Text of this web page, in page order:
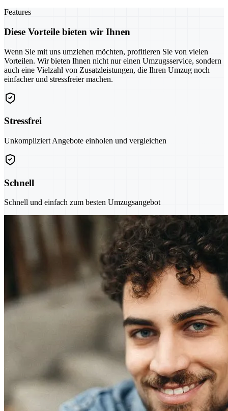
Features
Diese Vorteile bieten wir Ihnen
Wenn Sie mit uns umziehen möchten, profitieren Sie von vielen
Vorteilen. Wir bieten Ihnen nicht nur einen Umzugsservice, sondern
auch eine Vielzahl von Zusatzleistungen, die Ihren Umzug noch
einfacher und stressfreier machen.
Stressfrei
Unkompliziert Angebote einholen und vergleichen
Schnell
Schnell und einfach zum besten Umzugsangebot